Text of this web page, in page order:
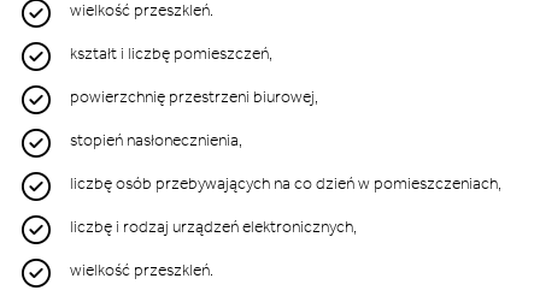
wielkość przeszkleń.
kształt i liczbę pomieszczeń,
powierzchnię przestrzeni biurowej,
stopień nasłonecznienia,
liczbę osób przebywających na co dzień w pomieszczeniach,
liczbę i rodzaj urządzeń elektronicznych,
wielkość przeszkleń.